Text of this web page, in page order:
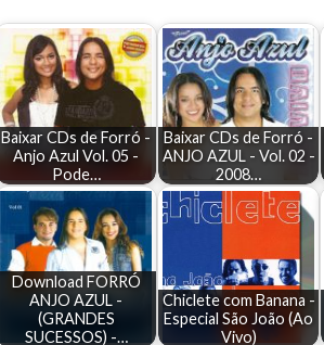
Baixar CDs de Forró -
Anjo Azul Vol. 05 -
Pode…
Baixar CDs de Forró -
ANJO AZUL - Vol. 02 -
2008…
Download FORRÓ
ANJO AZUL -
(GRANDES
SUCESSOS) -…
Chiclete com Banana -
Especial São João (Ao
Vivo)